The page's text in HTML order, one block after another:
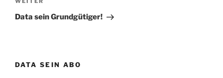
Nächster
Beitrag
Data sein Grundgütiger!
DATA SEIN ABO